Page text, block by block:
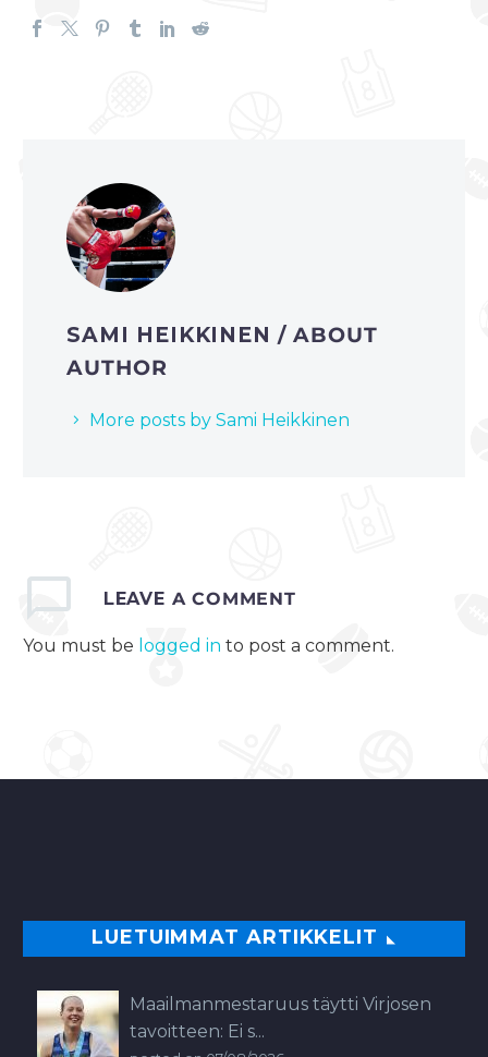
SAMI HEIKKINEN/ ABOUT
AUTHOR
More posts by Sami Heikkinen
LEAVE A COMMENT
You must be logged in to post a comment.
LUETUIMMAT ARTIKKELIT
Maailmanmestaruus täytti Virjosen
tavoitteen: Ei s...